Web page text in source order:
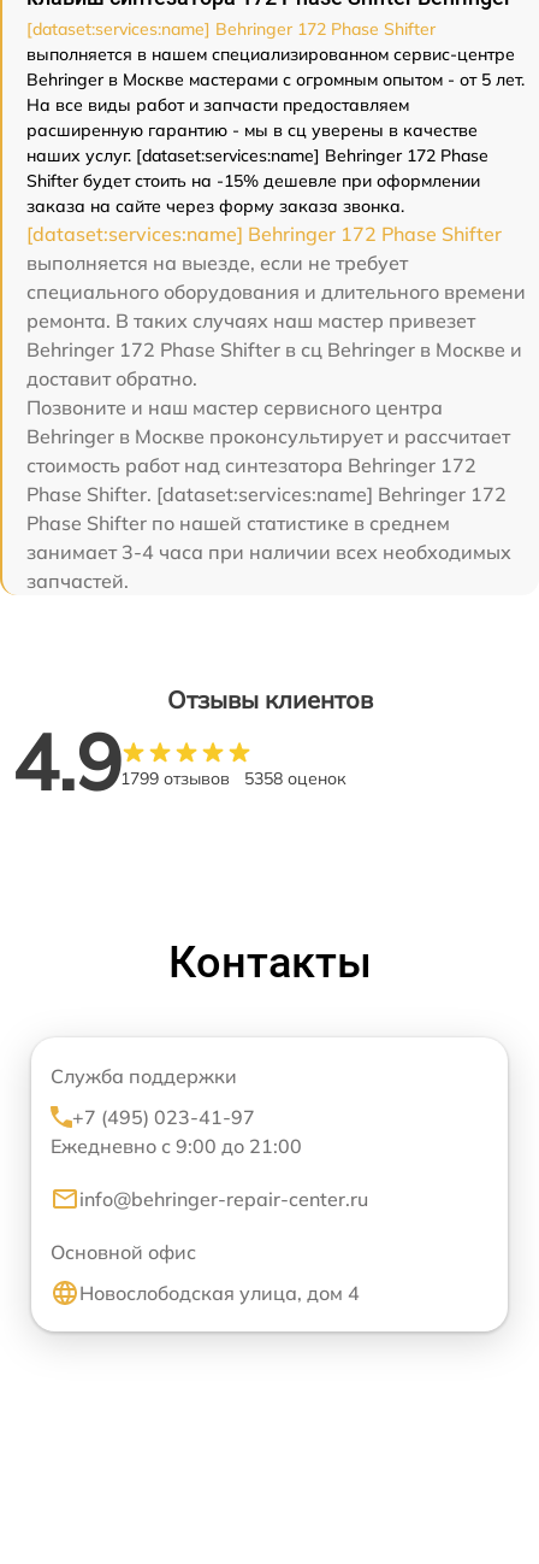
[dataset:services:name] Behringer 172 Phase Shifter
выполняется в нашем специализированном сервис-центре
Behringer в Москве мастерами с огромным опытом - от 5 лет.
На все виды работ и запчасти предоставляем
расширенную гарантию - мы в сц уверены в качестве
наших услуг. [dataset:services:name] Behringer 172 Phase
Shifter будет стоить на -15% дешевле при оформлении
заказа на сайте через форму заказа звонка.
[dataset:services:name] Behringer 172 Phase Shifter
выполняется на выезде, если не требует
специального оборудования и длительного времени
ремонта. В таких случаях наш мастер привезет
Behringer 172 Phase Shifter в сц Behringer в Москве и
доставит обратно.
Позвоните и наш мастер сервисного центра
Behringer в Москве проконсультирует и рассчитает
стоимость работ над синтезатора Behringer 172
Phase Shifter. [dataset:services:name] Behringer 172
Phase Shifter по нашей статистике в среднем
занимает 3-4 часа при наличии всех необходимых
запчастей.
Отзывы клиентов
4.91799 отзывов 5358 оценок
Контакты
Служба поддержки
+7 (495) 023-41-97
Ежедневно с 9:00 до 21:00
info@behringer-repair-center.ru
Основной офис
Новослободская улица, дом 4